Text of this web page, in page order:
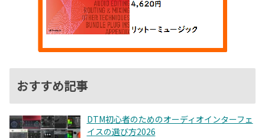
おすすめ記事
DTM初心者のためのオーディオインターフェ
イスの選び方2026